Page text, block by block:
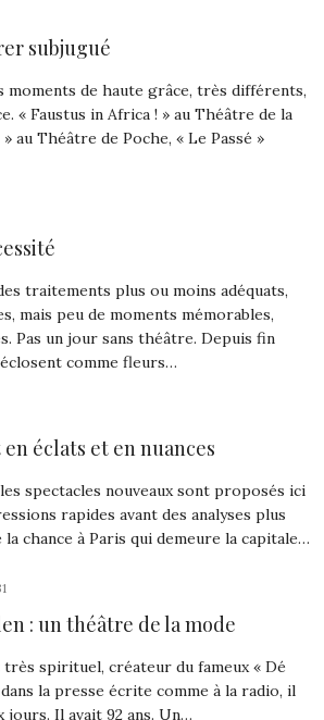
subjugué
moments de haute grâce, très différents,
« Faustus in Africa ! » au Théâtre de la
au Théâtre de Poche, « Le Passé »
traitements plus ou moins adéquats,
mais peu de moments mémorables,
Pas un jour sans théâtre. Depuis fin
comme fleurs…
éclats et en nuances
spectacles nouveaux sont proposés ici
rapides avant des analyses plus
la chance à Paris qui demeure la capitale…
: un théâtre de la mode
spirituel, créateur du fameux « Dé
la presse écrite comme à la radio, il
jours. Il avait 92 ans. Un…